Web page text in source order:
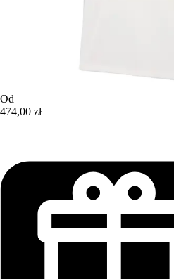
Od
474,00 zł